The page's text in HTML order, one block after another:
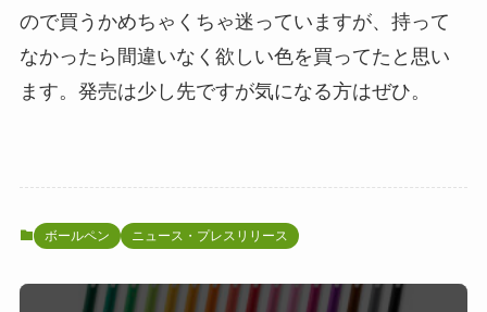
ので買うかめちゃくちゃ迷っていますが、持って
なかったら間違いなく欲しい色を買ってたと思い
ます。発売は少し先ですが気になる方はぜひ。
ボールペン ニュース・プレスリリース